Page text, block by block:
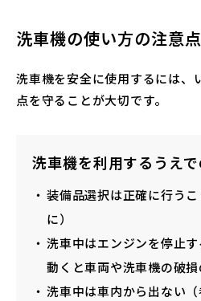
洗車機の使い方の注意
洗車機を安全に使用するには、
点を守ることが大切です。
洗車機を利用するうえ
装備品選択は正確に行う
に）
洗車中はエンジンを停止
動くと車両や洗車機の破損
洗車中は車内から出ない